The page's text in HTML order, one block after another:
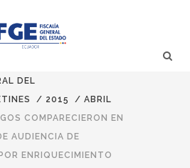
DEL
/ 2015 / ABRIL
COMPARECIERON EN
AUDIENCIA DE
ENRIQUECIMIENTO